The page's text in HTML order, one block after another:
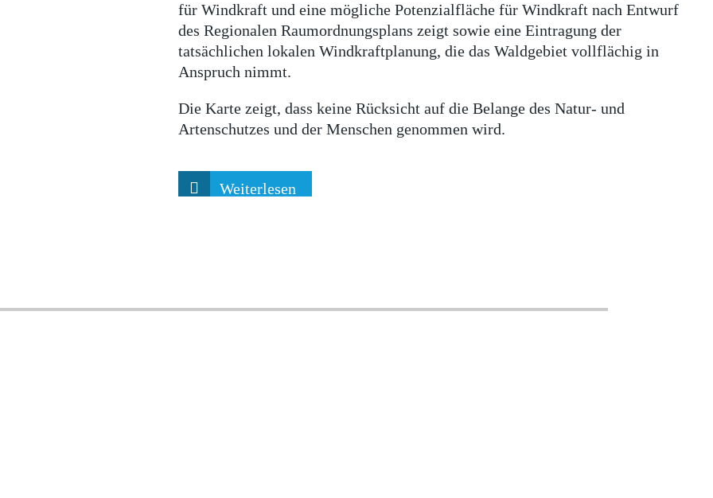
für Windkraft und eine mögliche Potenzialfläche für Windkraft nach Entwurf
des Regionalen Raumordnungsplans zeigt sowie eine Eintragung der
tatsächlichen lokalen Windkraftplanung, die das Waldgebiet vollflächig in
Anspruch nimmt.
Die Karte zeigt, dass keine Rücksicht auf die Belange des Natur- und
Artenschutzes und der Menschen genommen wird.
Weiterlesen